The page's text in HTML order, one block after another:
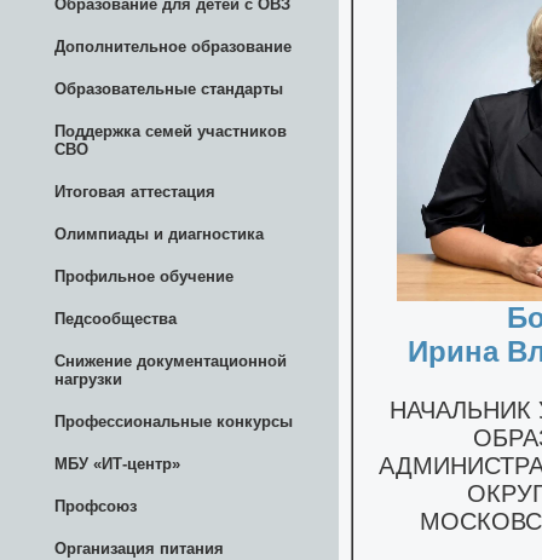
Образование для детей с ОВЗ
Дополнительное образование
Образовательные стандарты
Поддержка семей участников
СВО
Итоговая аттестация
Олимпиады и диагностика
Профильное обучение
Педсообщества
Снижение документационной
нагрузки
Профессиональные конкурсы
МБУ «ИТ-центр»
Профсоюз
Организация питания